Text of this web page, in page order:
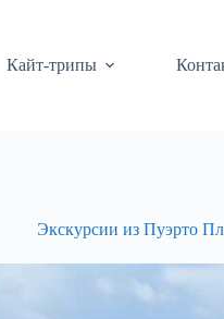
Кайт-трипы
Экскурсии из Пуэрто